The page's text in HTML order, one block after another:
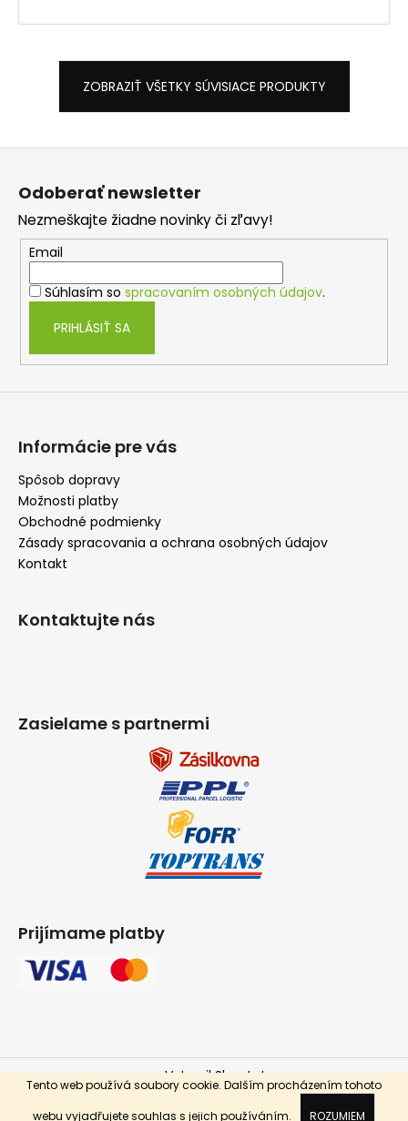
Tento web používá soubory cookie. Dalším procházením tohoto
webu vyjadřujete souhlas s jejich používáním.
ROZUMIEM
ZOBRAZIŤ VŠETKY SÚVISIACE PRODUKTY
Odoberať newsletter
Nezmeškajte žiadne novinky či zľavy!
Email
Súhlasím so spracovaním osobných údajov.
PRIHLÁSIŤ SA
Informácie pre vás
Spôsob dopravy
Možnosti platby
Obchodné podmienky
Zásady spracovania a ochrana osobných údajov
Kontakt
Kontaktujte nás
Zasielame s partnermi
Prijímame platby
Vytvoril Shoptet